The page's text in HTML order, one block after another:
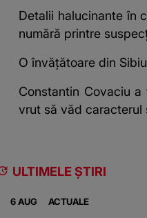
Detalii halucinante în
numără printre
O învățătoare din
Constantin Covaciu
vrut să văd caracterul
ULTIMELE ȘTIRI
6 AUG ACTUALE